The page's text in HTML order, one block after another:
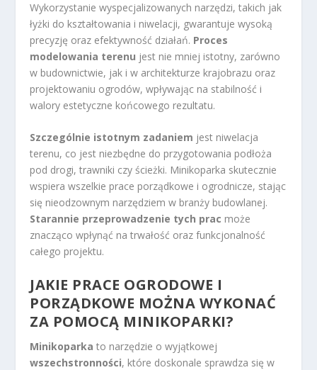
Wykorzystanie wyspecjalizowanych narzędzi, takich jak
łyżki do kształtowania i niwelacji, gwarantuje wysoką
precyzję oraz efektywność działań. Proces
modelowania terenu jest nie mniej istotny, zarówno
w budownictwie, jak i w architekturze krajobrazu oraz
projektowaniu ogrodów, wpływając na stabilność i
walory estetyczne końcowego rezultatu.
Szczególnie istotnym zadaniem jest niwelacja
terenu, co jest niezbędne do przygotowania podłoża
pod drogi, trawniki czy ścieżki. Minikoparka skutecznie
wspiera wszelkie prace porządkowe i ogrodnicze, stając
się nieodzownym narzędziem w branży budowlanej.
Starannie przeprowadzenie tych prac może
znacząco wpłynąć na trwałość oraz funkcjonalność
całego projektu.
JAKIE PRACE OGRODOWE I
PORZĄDKOWE MOŻNA WYKONAĆ
ZA POMOCĄ MINIKOPARKI?
Minikoparka to narzędzie o wyjątkowej
wszechstronności, które doskonale sprawdza się w